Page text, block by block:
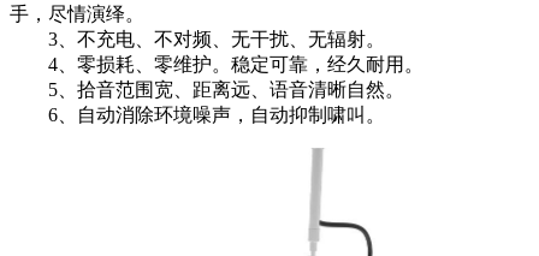
手，尽情演绎。
3、不充电、不对频、无干扰、无辐射。
4、零损耗、零维护。稳定可靠，经久耐用。
5、拾音范围宽、距离远、语音清晰自然。
6、自动消除环境噪声，自动抑制啸叫。